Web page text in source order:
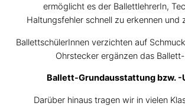
ermöglicht es der BallettlehrerIn,
Haltungsfehler schnell zu erkennen und
BallettschülerInnen verzichten auf
Ohrstecker ergänzen das
Ballett-Grundausstattung bzw. -
Darüber hinaus tragen wir in vielen